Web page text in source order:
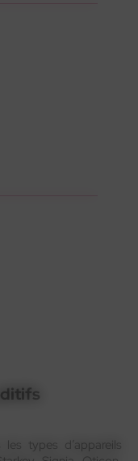
types d’appareils